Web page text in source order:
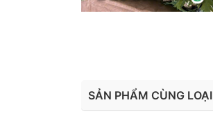
SẢN PHẨM CÙNG LOẠI